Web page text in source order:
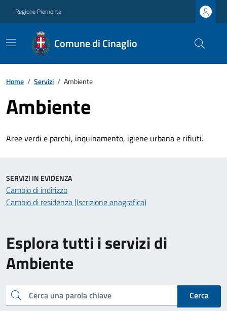
Regione Piemonte
Comune di Cinaglio
Home / Servizi / Ambiente
Ambiente
Aree verdi e parchi, inquinamento, igiene urbana e rifiuti.
Esplora tutti i servizi di
Ambiente
Cerca una parola chiave
Cerca
SERVIZI IN EVIDENZA
Cambio di indirizzo
Cambio di residenza (Iscrizione anagrafica)